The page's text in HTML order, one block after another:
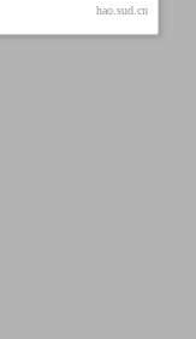
hao.sud.cn